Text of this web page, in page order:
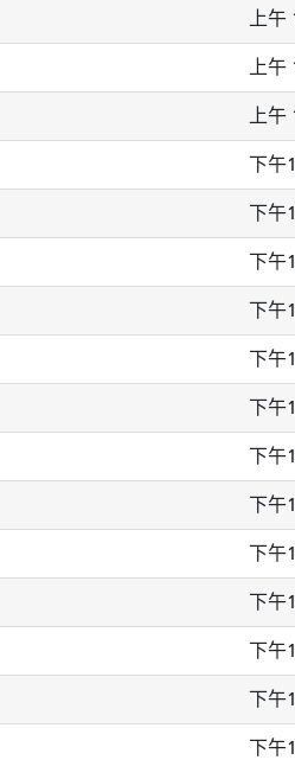
上午
上午
上午
下午
下午
下午
下午
下午
下午
下午
下午
下午
下午
下午
下午
下午